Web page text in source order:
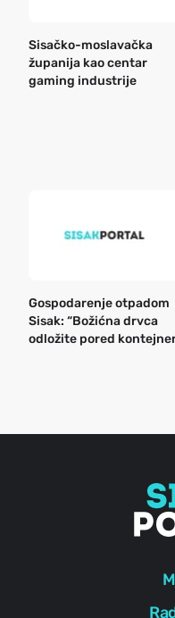
Sisačko-moslavačka
županija kao centar
gaming industrije
Gospodarenje otpadom
Sisak: “Božićna drvca
odložite pored